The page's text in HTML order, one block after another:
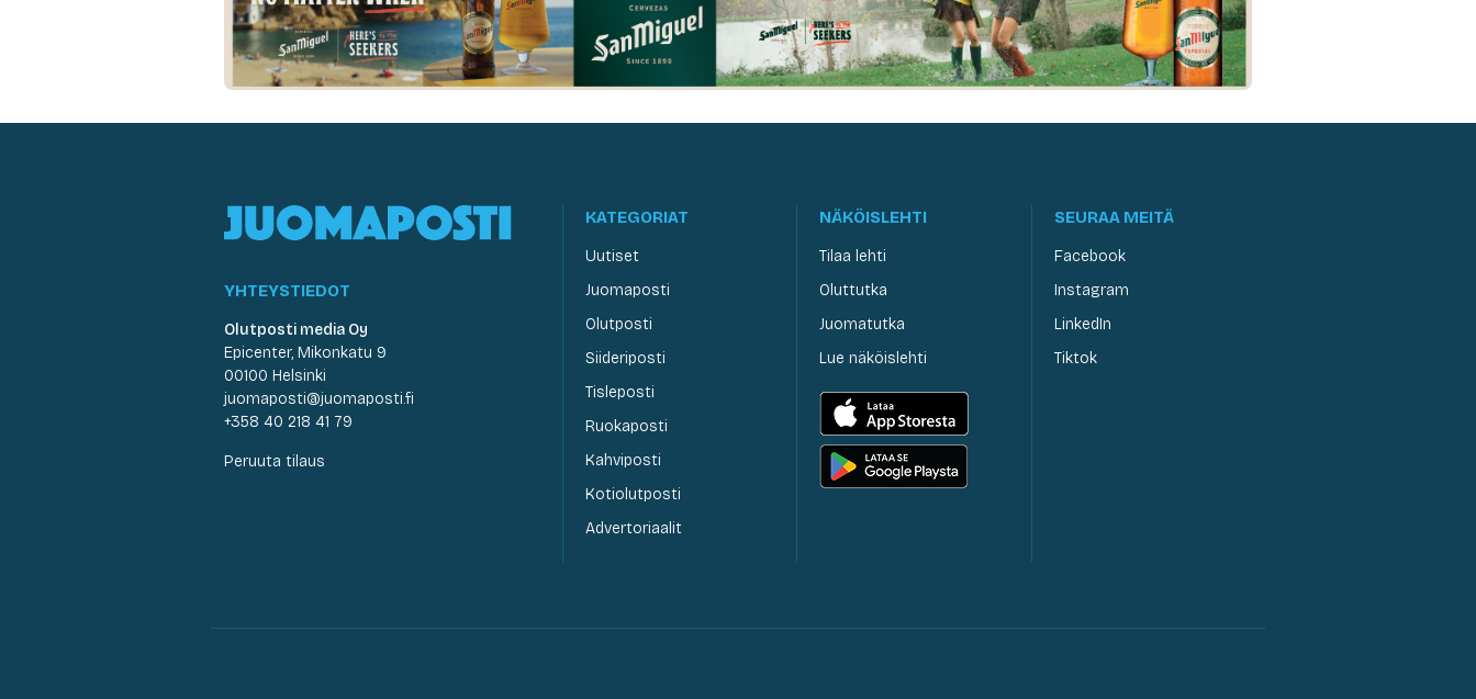
YHTEYSTIEDOT
Olutposti media Oy
Epicenter, Mikonkatu 9
00100 Helsinki
juomaposti@juomaposti.fi
+358 40 218 41 79
Peruuta tilaus
KATEGORIAT
Uutiset
Juomaposti
Olutposti
Siideriposti
Tisleposti
Ruokaposti
Kahviposti
Kotiolutposti
Advertoriaalit
NÄKÖISLEHTI
Tilaa lehti
Oluttutka
Juomatutka
Lue näköislehti
SEURAA MEITÄ
Facebook
Instagram
LinkedIn
Tiktok